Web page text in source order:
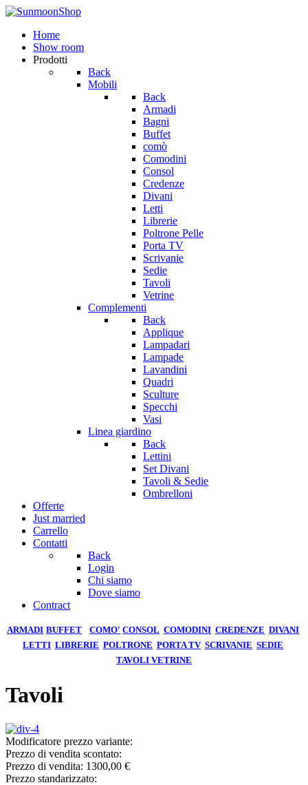
Home
Show room
Prodotti
Back
Mobili
Back
Armadi
Bagni
Buffet
comò
Comodini
Consol
Credenze
Divani
Letti
Librerie
Poltrone Pelle
Porta TV
Scrivanie
Sedie
Tavoli
Vetrine
Complementi
Back
Applique
Lampadari
Lampade
Lavandini
Quadri
Sculture
Specchi
Vasi
Linea giardino
Back
Lettini
Set Divani
Tavoli & Sedie
Ombrelloni
Offerte
Just married
Carrello
Contatti
Back
Login
Chi siamo
Dove siamo
Contract
ARMADI BUFFET COMO' CONSOL COMODINI CREDENZE DIVANI
LETTI LIBRERIE POLTRONE PORTA TV SCRIVANIE SEDIE
TAVOLI VETRINE
Tavoli
Modificatore prezzo variante:
Prezzo di vendita scontato:
Prezzo di vendita: 1300,00 €
Prezzo standarizzato: